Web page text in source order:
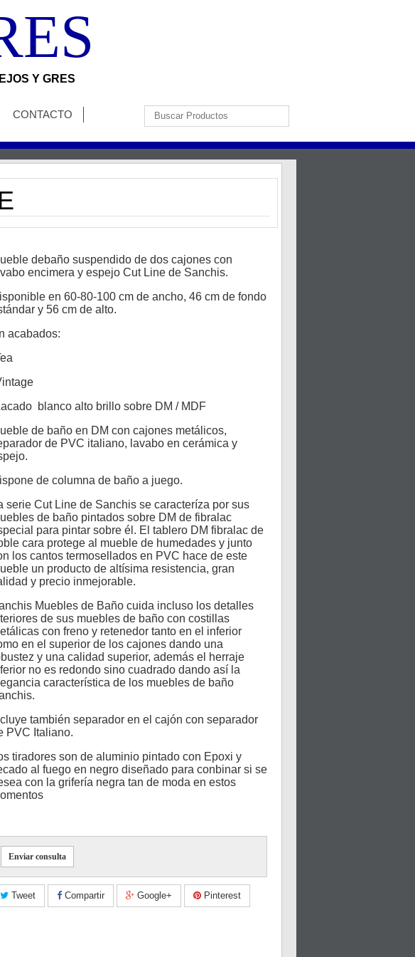
Y GRES
CONTACTO
debaño suspendido de dos cajones con
encimera y espejo Cut Line de Sanchis.
en 60-80-100 cm de ancho, 46 cm de fondo
y 56 cm de alto.
acabados:
blanco alto brillo sobre DM / MDF
de baño en DM con cajones metálicos,
de PVC italiano, lavabo en cerámica y
de columna de baño a juego.
serie Cut Line de Sanchis se caracteríza por sus
de baño pintados sobre DM de fibralac
para pintar sobre él. El tablero DM fibralac de
cara protege al mueble de humedades y junto
los cantos termosellados en PVC hace de este
un producto de altísima resistencia, gran
y precio inmejorable.
Muebles de Baño cuida incluso los detalles
de sus muebles de baño con costillas
con freno y retenedor tanto en el inferior
en el superior de los cajones dando una
y una calidad superior, además el herraje
no es redondo sino cuadrado dando así la
característica de los muebles de baño
también separador en el cajón con separador
PVC Italiano.
tiradores son de aluminio pintado con Epoxi y
al fuego en negro diseñado para conbinar si se
con la grifería negra tan de moda en estos
Enviar consulta
Tweet Compartir Google+ Pinterest